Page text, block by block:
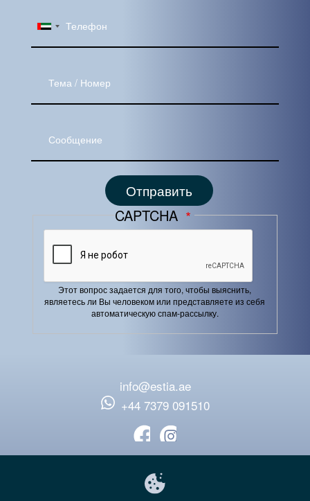
CAPTCHA
Этот вопрос задается для того, чтобы выяснить,
являетесь ли Вы человеком или представляете из себя
автоматическую спам-рассылку.
info@estia.ae
‪+44 7379 091510